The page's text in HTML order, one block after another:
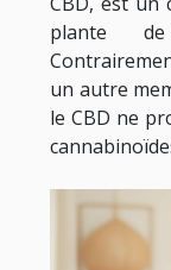
plante de
un autre
le CBD ne